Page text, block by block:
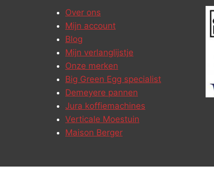
Over ons
Mijn account
Blog
Mijn verlanglijstje
Onze merken
Big Green Egg specialist
Demeyere pannen
Jura koffiemachines
Verticale Moestuin
Maison Berger